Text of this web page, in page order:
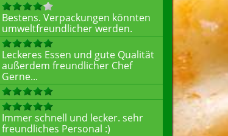
Bestens. Verpackungen könnten
umweltfreundlicher werden.
Leckeres Essen und gute Qualität
außerdem freundlicher Chef
Gerne...
Immer schnell und lecker. sehr
freundliches Personal :)